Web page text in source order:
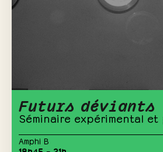
Futurs déviants
Séminaire expérimental
Amphi B